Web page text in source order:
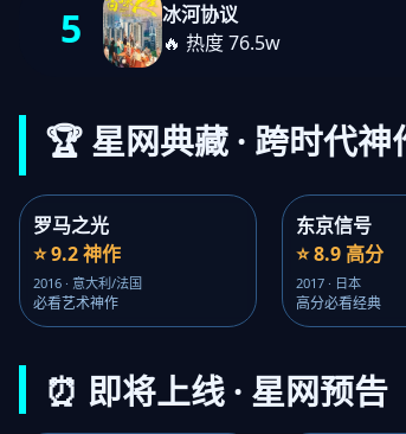
5
冰河协议
🔥 热度 76.5w
🏆 星网典藏 · 跨时代神
罗马之光
⭐ 9.2 神作
2016 · 意大利/法国
必看艺术神作
东京信号
⭐ 8.9 高分
2017 · 日本
高分必看经典
⏰ 即将上线 · 星网预告